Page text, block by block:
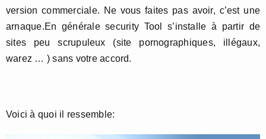
version commerciale. Ne vous faites pas avoir, c’est une
arnaque.En générale security Tool s’installe à partir de
sites peu scrupuleux (site pornographiques, illégaux,
warez … ) sans votre accord.
Voici à quoi il ressemble: